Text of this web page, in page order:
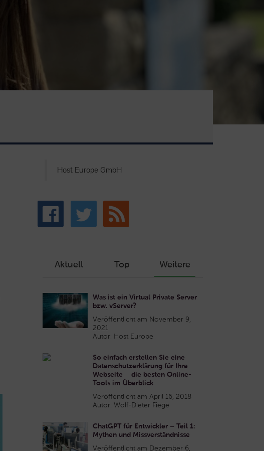
Host Europe GmbH
Aktuell Top Weitere
Was ist ein Virtual Private Server
bzw. vServer?
Veröffentlicht am November 9,
2021
Autor: Host Europe
So einfach erstellen Sie eine
Datenschutzerklärung für Ihre
Webseite – die besten Online-
Tools im Überblick
Veröffentlicht am April 16, 2018
Autor: Wolf-Dieter Fiege
ChatGPT für Entwickler – Teil 1:
Mythen und Missverständnisse
Veröffentlicht am Dezember 6,